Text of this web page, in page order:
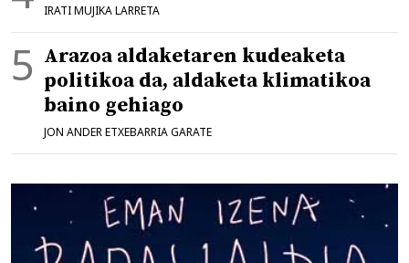
IRATI MUJIKA LARRETA
Arazoa aldaketaren kudeaketa
politikoa da, aldaketa klimatikoa
baino gehiago
JON ANDER ETXEBARRIA GARATE